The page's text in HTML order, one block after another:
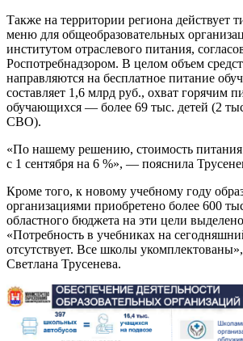
Также на территории региона действует
меню для общеобразовательных
институтом отраслевого питания,
Роспотребнадзором. В целом объем
направляются на бесплатное питание
составляет 1,6 млрд руб., охват горячим
обучающихся — более 69 тыс. детей (2
СВО).
«По нашему решению, стоимость питания
с 1 сентября на 6 %», — пояснила
Кроме того, к новому учебному году
организациями приобретено более 600
областного бюджета на эти цели
«Потребность в учебниках на
отсутствует. Все школы
Светлана Трусенева.